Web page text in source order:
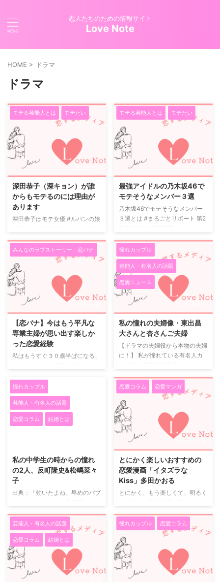
恋人たちのための情報サイト
Love Note
HOME > ドラマ
ドラマ
モテる芸能人とは モテたい
深田恭子（深キョン）が誰
からもモテるのには理由が
あります
深田恭子はモテ女優 #ルパンの娘
中はハッシュタグ #ルパンの娘
で ツイートをお願いします?‍
?‍
皆さんで一緒に楽しみまし
ょう
pic.twitter.com/FQtVT86Fbf —
【公式】木10『ルパンの娘』＿
＿＿《《第8話 8/29(木)夜10
時！》》 (@lupin_no_musume)
August 22, 2019 深田恭子は1996
年に芸能界にレビューしているの
で、23年以上の間第一線で活躍
していることになります。 深田
恭子 ...
モテる芸能人とは モテたい
最強アイドルの乃木坂46で
モテそうなメンバー３選
乃木坂46でモテそうなメンバー
３選とは #まるごとリポート 第2
きたあと…なんと #白石麻衣 さん
も登場してくれました！#白石麻
衣 #乃木坂46 #週プレ【#まるご
と乃木坂 まだまだ発売中！】
Amazon:https://t.co/5ecRjMzbN
Bセブンネッ
ト:https://t.co/MZP2ckG7qP
乃木坂46×週刊プレイボーイ
2019公式 (@nogizaka4 ...
みんなのラブストーリー・恋バナ
【恋バナ】今はもう平凡な
専業主婦が思い出す楽しか
った恋愛経験
私はもうすぐ３０歳半ばになる、
人と経てきた中でいくつか恋愛を
しました。 片思いで終わったも
の、付き合うことができたもの、
幸せな思いをしたもの、辛い思い
をしたもの…。 今は子育てに忙し
どさすがにもうドキドキはしなく
なり、胸をときめかせることがあ
るとしたら テレビドラマの主人
公に自分を重ねた時くらいで
す…。 まだ３０半ばの女盛りなの
ふと、あの人と結婚していたらど
...
憧れカップル
芸能人・有名人の話題
恋愛ニュース
私の憧れの夫婦像・東出昌
大さんと杏さんご夫婦
【ドラマの夫婦役から本物の夫婦
に！】 私が憧れている有名人カ
年に放送されたNHK朝の連続テ
レビ小説『ごちそうさん』におい
て夫婦役で共演しました。 そし
て、2015年に実生活でも結婚さ
れたのです。 【毎日欠かさず観
ていた朝ドラ『ごちそうさん』】
私は朝ドラ『ごちそうさん』を毎
朝ドラを観ていた当時、私は第二
子を出産しました。 ドラマの中
で最初は居候中の大学生とその居
候先の娘だった東出さんと杏さ
憧れカップル
芸能人・有名人の話題
恋愛コラム 結婚とは
私の中学生の時からの憧れ
の2人、反町隆史&松嶋菜々
子
出典：「効いたよね、早めのパブ
族の愛情を描いたスペシャルムー
ビーを公開 パブロン発売 90周年
記念ムービー「家族のかぜと向き
合って90年」 出典：右京＆冠城
になれるファッションコーデやあ
の人達の対談も！ 『オフィシャ
恋愛コラム 恋愛マンガ
とにかく楽しいおすすめの
恋愛漫画「イタズラな
Kiss」多田かおる
とにかく、もう楽しくて、明るく
Kissをおすすめしたいです。 ド
ラマ化は日本のみならず、台湾、
韓国、タイでも！アニメ化もされ
ている作品です。 多田かおる先
生の急逝により、連載は未完のま
ま終了したものの、今も多くの人
芸能人・有名人の話題
恋愛コラム 結婚とは
憧れカップル 恋愛コラム